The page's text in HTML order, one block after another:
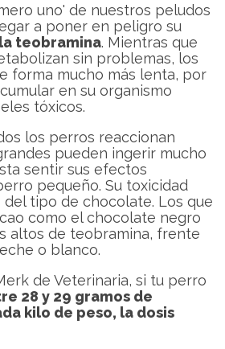
uno' de nuestros peludos
a poner en peligro su
la teobramina. Mientras que
sin problemas, los
forma mucho más lenta, por
en su organismo
tóxicos.
los perros reaccionan
pueden ingerir mucho
sentir sus efectos
pequeño. Su toxicidad
tipo de chocolate. Los que
como el chocolate negro
altos de teobramina, frente
o blanco.
de Veterinaria, si tu perro
28 y 29 gramos de
kilo de peso, la dosis